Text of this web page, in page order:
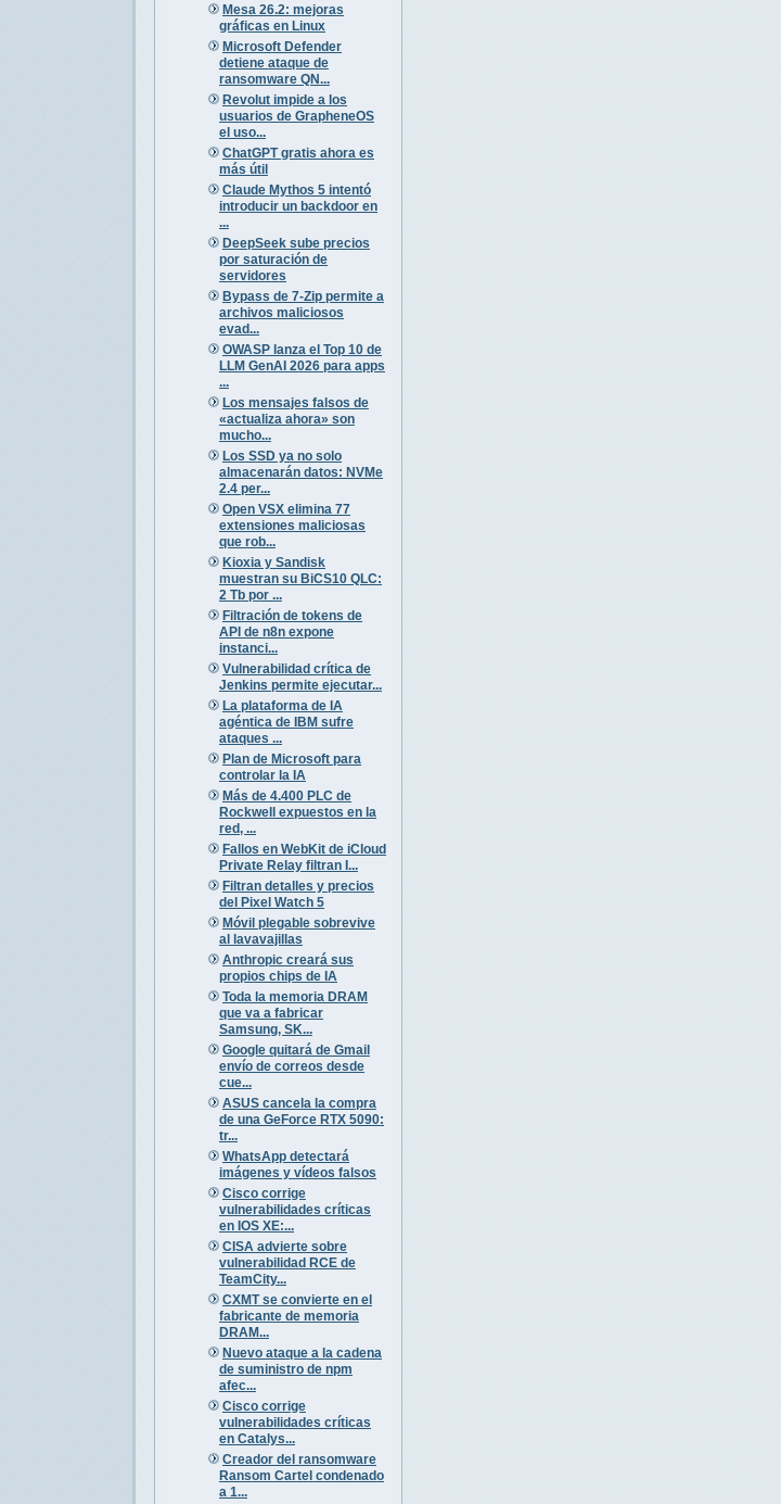
Mesa 26.2: mejoras
gráficas en Linux
Microsoft Defender
detiene ataque de
ransomware QN...
Revolut impide a los
usuarios de GrapheneOS
el uso...
ChatGPT gratis ahora es
más útil
Claude Mythos 5 intentó
introducir un backdoor en
...
DeepSeek sube precios
por saturación de
servidores
Bypass de 7-Zip permite a
archivos maliciosos
evad...
OWASP lanza el Top 10 de
LLM GenAI 2026 para apps
...
Los mensajes falsos de
«actualiza ahora» son
mucho...
Los SSD ya no solo
almacenarán datos: NVMe
2.4 per...
Open VSX elimina 77
extensiones maliciosas
que rob...
Kioxia y Sandisk
muestran su BiCS10 QLC:
2 Tb por ...
Filtración de tokens de
API de n8n expone
instanci...
Vulnerabilidad crítica de
Jenkins permite ejecutar...
La plataforma de IA
agéntica de IBM sufre
ataques ...
Plan de Microsoft para
controlar la IA
Más de 4.400 PLC de
Rockwell expuestos en la
red, ...
Fallos en WebKit de iCloud
Private Relay filtran I...
Filtran detalles y precios
del Pixel Watch 5
Móvil plegable sobrevive
al lavavajillas
Anthropic creará sus
propios chips de IA
Toda la memoria DRAM
que va a fabricar
Samsung, SK...
Google quitará de Gmail
envío de correos desde
cue...
ASUS cancela la compra
de una GeForce RTX 5090:
tr...
WhatsApp detectará
imágenes y vídeos falsos
Cisco corrige
vulnerabilidades críticas
en IOS XE:...
CISA advierte sobre
vulnerabilidad RCE de
TeamCity...
CXMT se convierte en el
fabricante de memoria
DRAM...
Nuevo ataque a la cadena
de suministro de npm
afec...
Cisco corrige
vulnerabilidades críticas
en Catalys...
Creador del ransomware
Ransom Cartel condenado
a 1...